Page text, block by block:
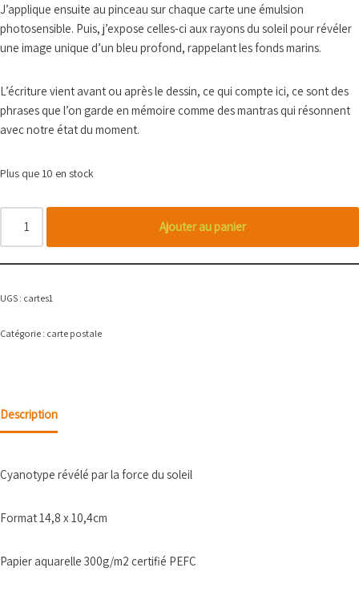
J’applique ensuite au pinceau sur chaque carte une émulsion
photosensible. Puis, j’expose celles-ci aux rayons du soleil pour révéler
une image unique d’un bleu profond, rappelant les fonds marins.
L’écriture vient avant ou après le dessin, ce qui compte ici, ce sont des
phrases que l’on garde en mémoire comme des mantras qui résonnent
avec notre état du moment.
Plus que 10 en stock
Ajouter au panier
UGS : cartes1
Catégorie : carte postale
Description
Cyanotype révélé par la force du soleil
Format 14,8 x 10,4cm
Papier aquarelle 300g/m2 certifié PEFC